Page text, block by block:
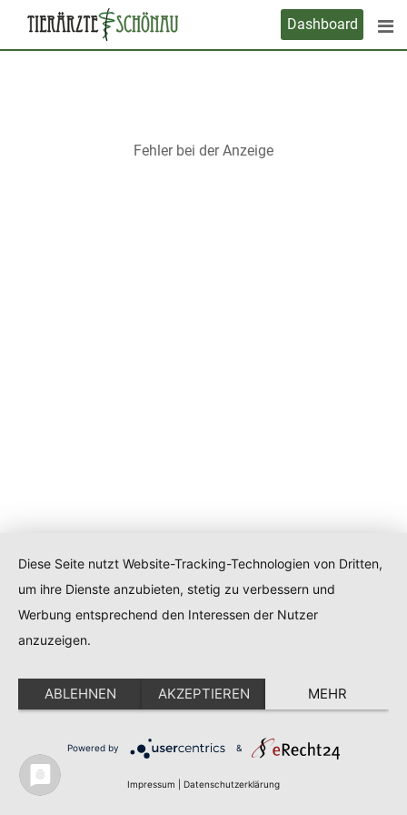
Dashboard
Fehler bei der Anzeige
Diese Seite nutzt Website-Tracking-Technologien von Dritten,
um ihre Dienste anzubieten, stetig zu verbessern und
Werbung entsprechend den Interessen der Nutzer
anzuzeigen.
ABLEHNEN AKZEPTIEREN MEHR
Powered by &
Impressum Datenschutzerklärung